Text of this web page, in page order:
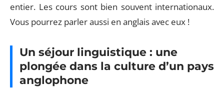
entier. Les cours sont bien souvent internationaux.
Vous pourrez parler aussi en anglais avec eux !
Un séjour linguistique : une
plongée dans la culture d’un pays
anglophone